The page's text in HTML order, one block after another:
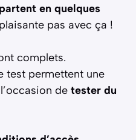
en quelques
pas avec ça !
complets.
test permettent une
de tester du